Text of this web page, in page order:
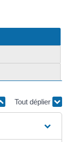
Tout déplier